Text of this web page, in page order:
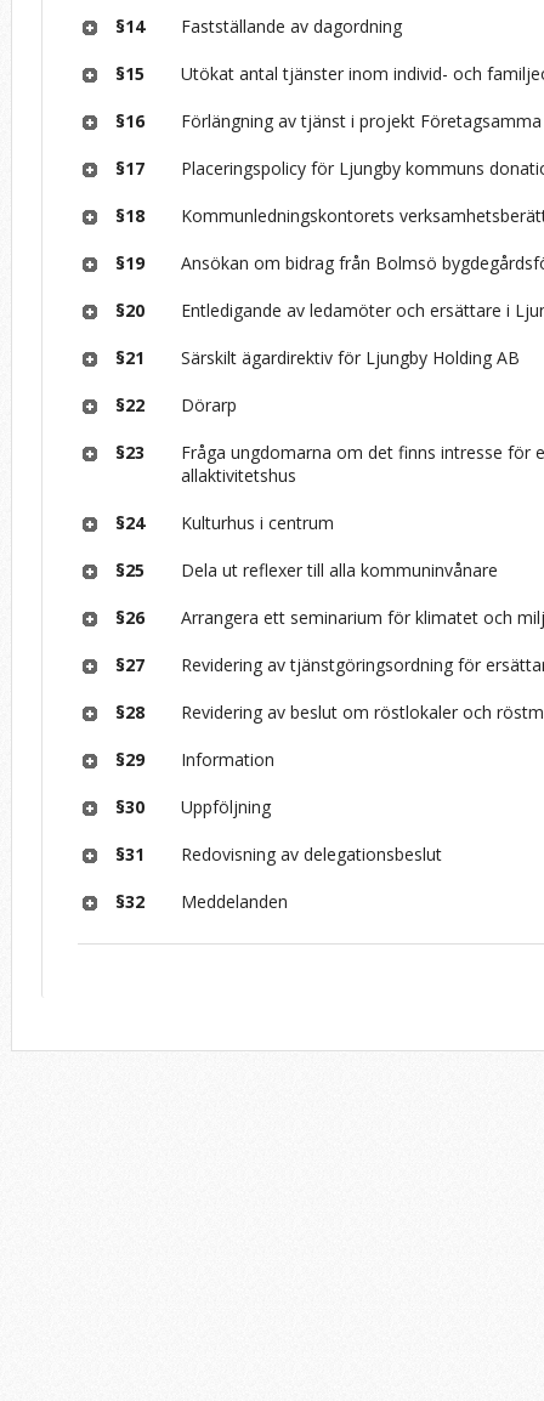
§14
Fastställande av dagordning
§15 Utökat antal tjänster inom individ- och
§16 Förlängning av tjänst i projekt
§17 Placeringspolicy för Ljungby kommuns
§18 Kommunledningskontorets
§19 Ansökan om bidrag från Bolmsö
§20 Entledigande av ledamöter och ersättare i
§21 Särskilt ägardirektiv för Ljungby Holding AB
§22 Dörarp
§23
Fråga ungdomarna om det finns intresse för
allaktivitetshus
§24 Kulturhus i centrum
§25 Dela ut reflexer till alla kommuninvånare
§26 Arrangera ett seminarium för klimatet och
§27 Revidering av tjänstgöringsordning för
§28 Revidering av beslut om röstlokaler och
§29 Information
§30 Uppföljning
§31 Redovisning av delegationsbeslut
§32 Meddelanden